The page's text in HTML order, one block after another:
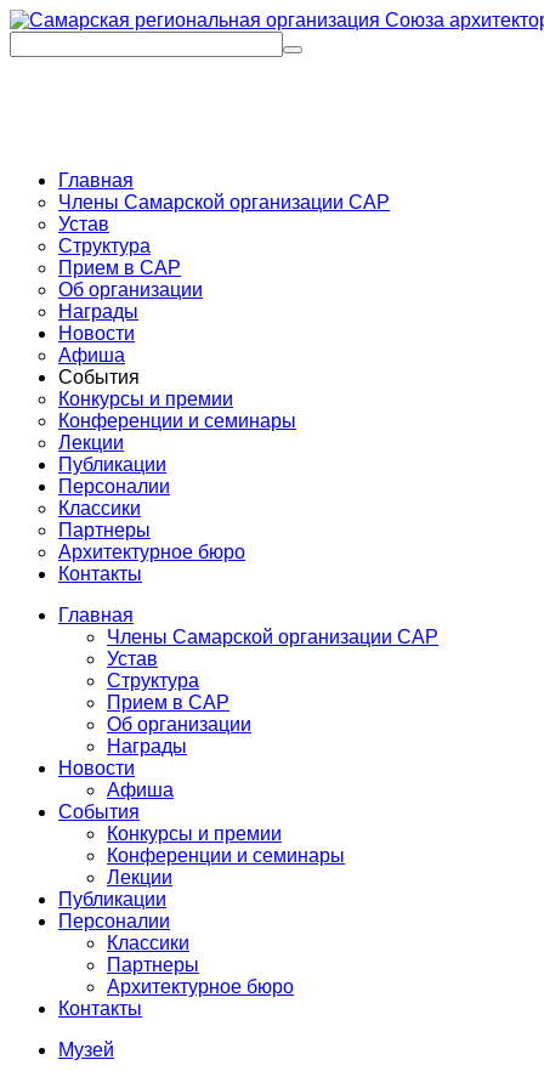
Главная
Члены Самарской организации САР
Устав
Структура
Прием в САР
Об организации
Награды
Новости
Афиша
События
Конкурсы и премии
Конференции и семинары
Лекции
Публикации
Персоналии
Классики
Партнеры
Архитектурное бюро
Контакты
Главная
Члены Самарской организации САР
Устав
Структура
Прием в САР
Об организации
Награды
Новости
Афиша
События
Конкурсы и премии
Конференции и семинары
Лекции
Публикации
Персоналии
Классики
Партнеры
Архитектурное бюро
Контакты
Музей